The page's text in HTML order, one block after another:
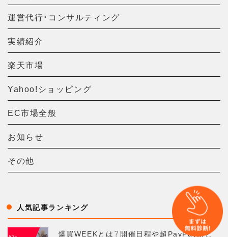
運営代行・コンサルティング
実績紹介
楽天市場
Yahoo!ショッピング
EC市場全般
お知らせ
その他
人気記事ランキング
爆買WEEKとは？開催日程や超PayPay祭と